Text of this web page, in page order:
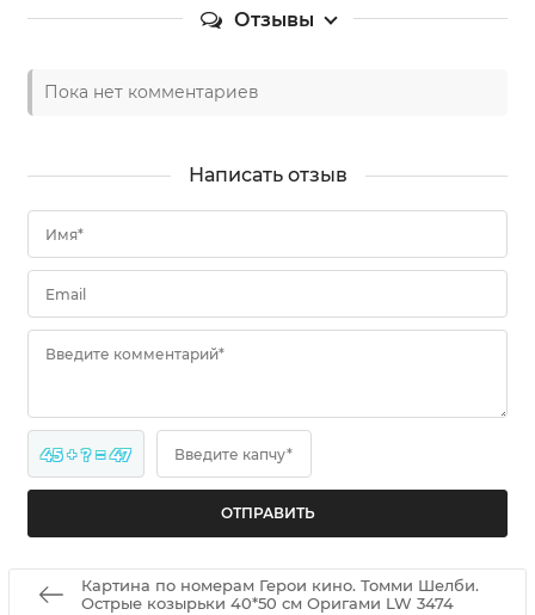
Отзывы
Пока нет комментариев
Написать отзыв
Имя*
Email
Введите комментарий*
45 + ? = 47 Введите капчу*
Картина по номерам Герои кино. Томми Шелби.
Острые козырьки 40*50 см Оригами LW 3474